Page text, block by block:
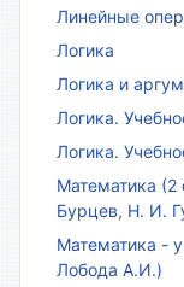
Линейные
Логика
Логика и
Логика.
Логика.
Математика
Бурцев, Н. И.
Математика -
Лобода А.И.)